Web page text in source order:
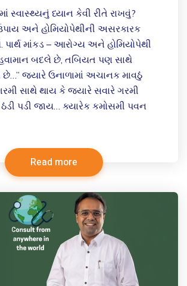
સ્વાસ્થ્યનું ધ્યાન કેવી રીતે રાખવું?
અને હોમિયોપેથીની અસરકારક
પાર્થ માંકડ – આરોગ્ય અને હોમિયોપેથી
બદલે છે, તબિયત પણ સાથે
જ્યારે ઉનાળામાં અચાનક માવઠું
સાથે થાય કે જ્યારે સવારે ગરમી
પડી જાય… ક્યારેક કમોસમી પવન
Read more